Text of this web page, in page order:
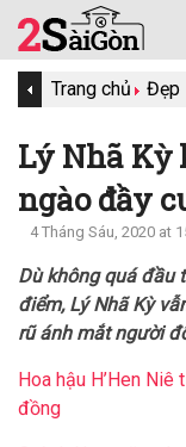
Trang chủ Đẹp
Lý Nhã Kỳ
ngào đầy
4 Tháng Sáu, 2020 at
Dù không quá đầu
điểm, Lý Nhã Kỳ
rũ ánh mắt người
Hoa hậu H’Hen
đồng